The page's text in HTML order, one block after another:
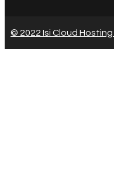
© 2022 Isi Cloud Hosting |